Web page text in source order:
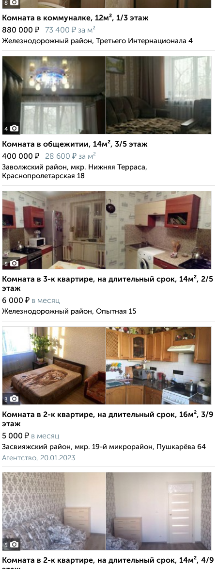
8
Комната в коммуналке, 12м², 1/3 этаж
880 000 ₽ 73 400 ₽ за м²
Железнодорожный район, Третьего Интернационала 4
4
Комната в общежитии, 14м², 3/5 этаж
400 000 ₽ 28 600 ₽ за м²
Заволжский район, мкр. Нижняя Терраса,
Краснопролетарская 18
8
Комната в 3-к квартире, на длительный срок, 14м², 2/5
этаж
6 000 ₽ в месяц
Железнодорожный район, Опытная 15
3
Комната в 2-к квартире, на длительный срок, 16м², 3/9
этаж
5 000 ₽ в месяц
Засвияжский район, мкр. 19-й микрорайон, Пушкарёва 64
Агентство, 20.01.2023
5
Комната в 2-к квартире, на длительный срок, 14м², 4/9